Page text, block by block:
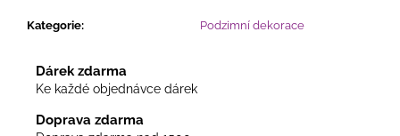
Kategorie: Podzimní dekorace
Dárek zdarma
Ke každé objednávce dárek
Doprava zdarma
PŘÍRODNĚ
LADĚNÝ
JEMNÉ
KOMBINACI
KVĚTY,